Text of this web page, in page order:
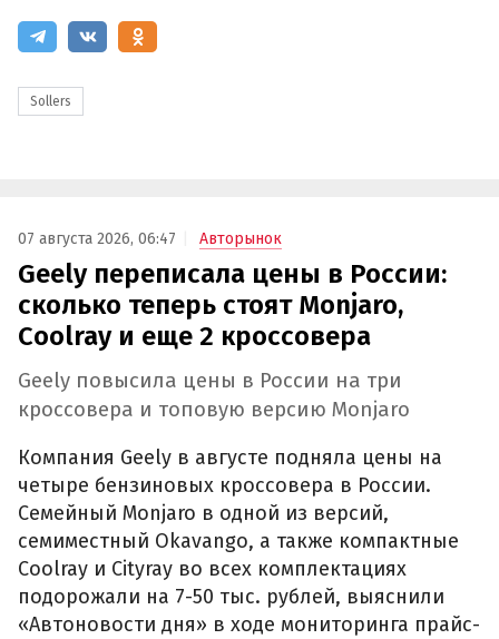
Sollers
07 августа 2026, 06:47 Авторынок
Geely переписала цены в России:
сколько теперь стоят Monjaro,
Coolray и еще 2 кроссовера
Geely повысила цены в России на три
кроссовера и топовую версию Monjaro
Компания Geely в августе подняла цены на
четыре бензиновых кроссовера в России.
Семейный Monjaro в одной из версий,
семиместный Okavango, а также компактные
Coolray и Cityray во всех комплектациях
подорожали на 7-50 тыс. рублей, выяснили
«Автоновости дня» в ходе мониторинга прайс-